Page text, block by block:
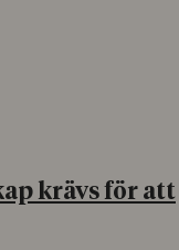
krävs för att